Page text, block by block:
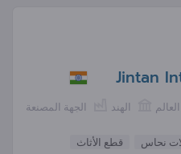
Jintan
الجهة المصنعة الهند
نحاس
قطع الأثاث